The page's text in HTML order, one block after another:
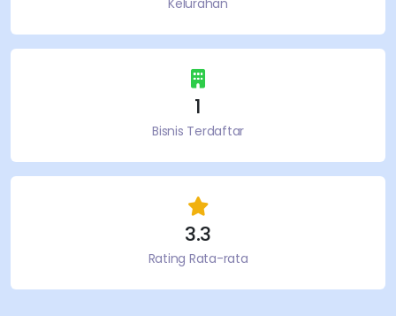
Kelurahan
1
Bisnis Terdaftar
3.3
Rating Rata-rata